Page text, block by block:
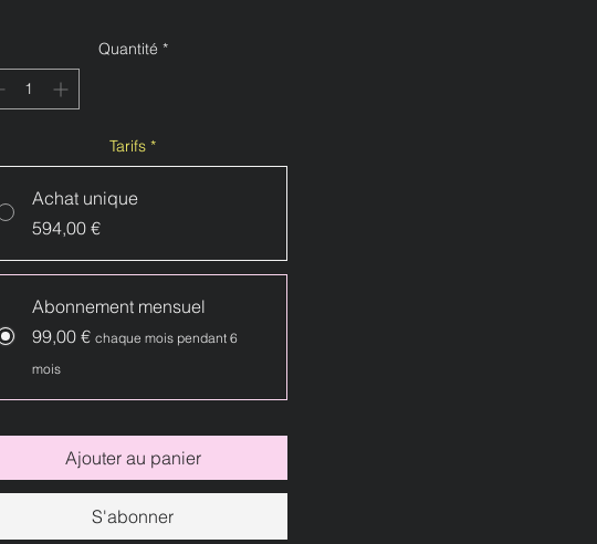
Quantité *
Tarifs *
Achat unique
594,00 €
Abonnement mensuel
99,00 € chaque mois pendant 6
mois
Ajouter au panier
S'abonner